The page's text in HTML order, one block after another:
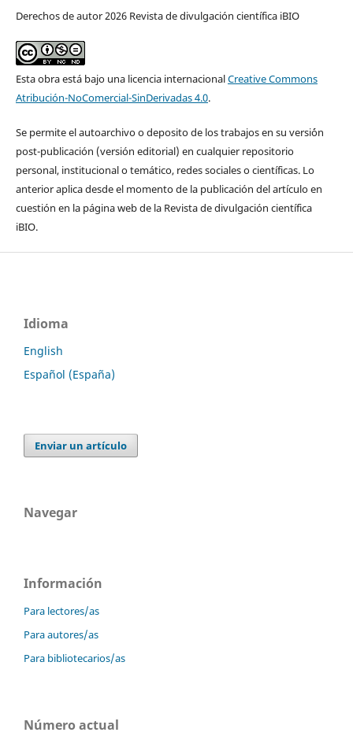
Derechos de autor 2026 Revista de divulgación científica iBIO
Esta obra está bajo una licencia internacionalCreative Commons
Atribución-NoComercial-SinDerivadas 4.0.
Se permite el autoarchivo o deposito de los trabajos en su versi´ón
post-publicación (versión editorial) en cualquier repositorio
personal, institucional o temático, redes sociales o científicas. Lo
anterior aplica desde el momento de la publicación del artículo en
cuestión en la página web de la Revista de divulgación científica
iBIO.
Idioma
English
Español (España)
Enviar un artículo
Navegar
Información
Para lectores/as
Para autores/as
Para bibliotecarios/as
Número actual